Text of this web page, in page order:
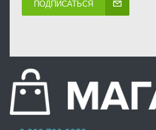
ПОДПИСАТЬСЯ